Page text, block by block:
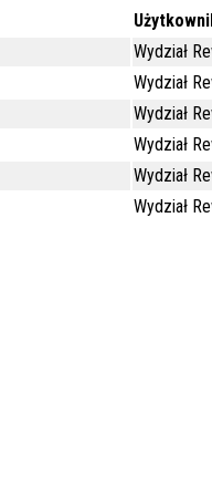
Wydział
Wydział
Wydział
Wydział
Wydział
Wydział